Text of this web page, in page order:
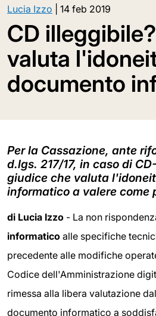
Lucia Izzo 14 feb 2019
CD
valuta
documento
Per la Cassazione, ante
d.lgs. 217/17, in caso di
giudice che valuta
informatico a valere come
di Lucia Izzo - La non
informatico alle specifiche
precedente alle modifiche
Codice dell'Amministrazione
rimessa alla libera valutazione
documento informatico a